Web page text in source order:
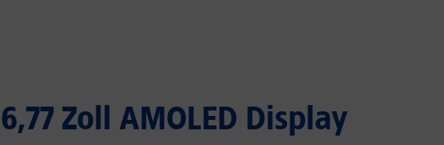
6,77 Zoll AMOLED Display